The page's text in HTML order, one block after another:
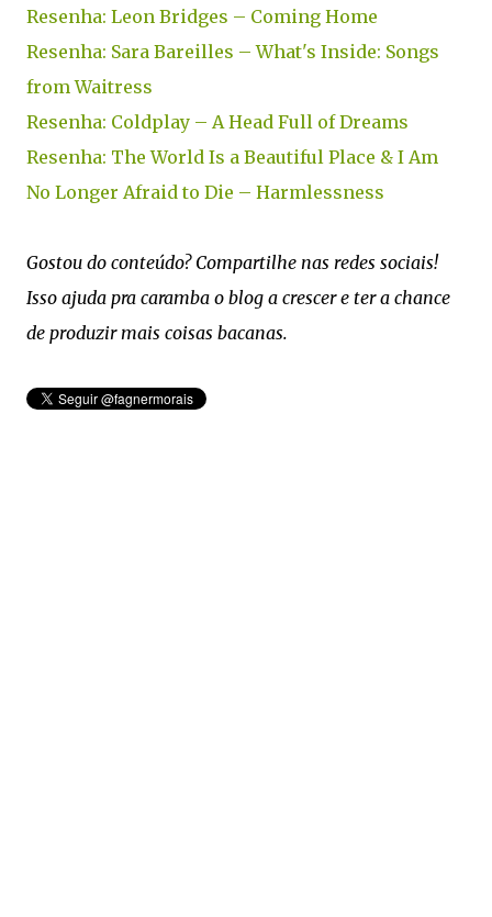
Resenha: Leon Bridges – Coming Home
Resenha: Sara Bareilles – What's Inside: Songs
from Waitress
Resenha: Coldplay – A Head Full of Dreams
Resenha: The World Is a Beautiful Place & I Am
No Longer Afraid to Die – Harmlessness
Gostou do conteúdo? Compartilhe nas redes sociais!
Isso ajuda pra caramba o blog a crescer e ter a chance
de produzir mais coisas bacanas.